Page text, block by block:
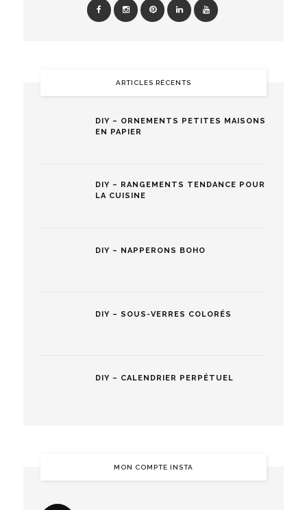
ARTICLES RÉCENTS
DIY – ORNEMENTS PETITES MAISONS
EN PAPIER
DIY – RANGEMENTS TENDANCE POUR
LA CUISINE
DIY – NAPPERONS BOHO
DIY – SOUS-VERRES COLORÉS
DIY – CALENDRIER PERPÉTUEL
MON COMPTE INSTA